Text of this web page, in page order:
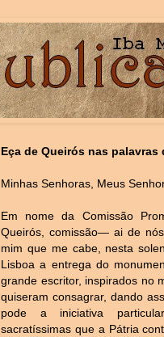
Eça de Queirós nas palavras
Minhas Senhoras, Meus
Em nome da Comissão
Queirós, comissão— ai de
mim que me cabe, nesta
Lisboa a entrega do
grande escritor, inspirados no
quiseram consagrar, dando
pode a iniciativa
sacratíssimas que a Pátria